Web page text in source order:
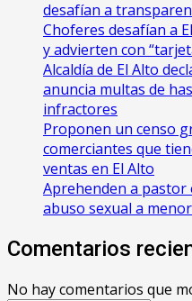
desafían a
Choferes desafían a
y advierten con
‎Alcaldía de El Alto
anuncia multas de
infractores
Proponen un censo
comerciantes que
ventas en El Alto
Aprehenden a pastor
abuso sexual a
Comentarios
No hay comentarios que